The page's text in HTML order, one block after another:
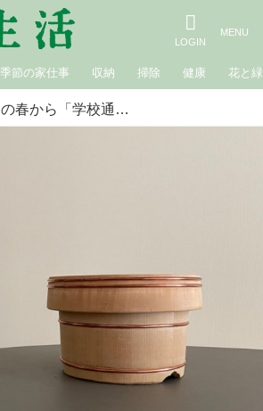
季節の家仕事 収納 掃除 健康 花と緑
60歳、この春から「学校通い」生活リズムも“新しい時間割”に。暮らしを助けてくれる道具の素晴らしさを再認識｜広瀬裕子の60歳からの衣食住健